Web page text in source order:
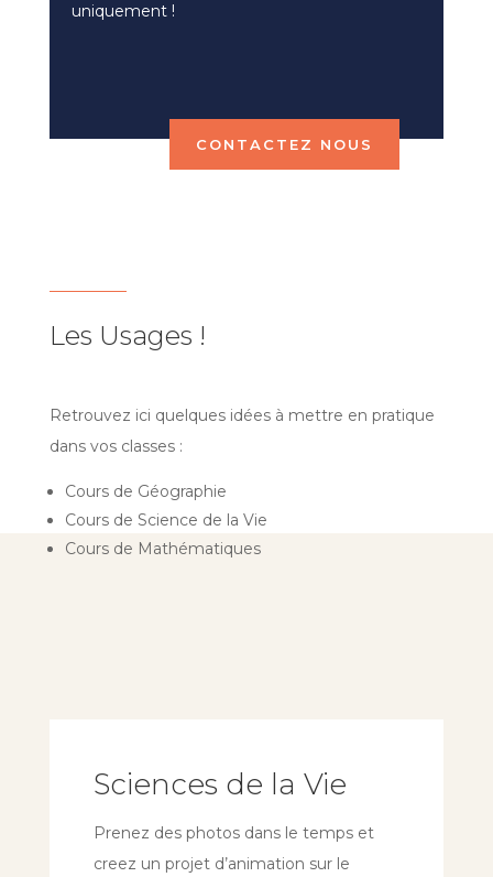
uniquement !
CONTACTEZ NOUS
Les Usages !
Retrouvez ici quelques idées à mettre en pratique
dans vos classes :
Cours de Géographie
Cours de Science de la Vie
Cours de Mathématiques
Sciences de la Vie
Prenez des photos dans le temps et
creez un projet d’animation sur le